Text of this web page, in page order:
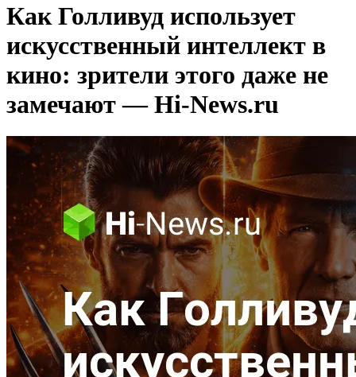
Как Голливуд использует
искусственный интеллект в
кино: зрители этого даже не
замечают — Hi-News.ru